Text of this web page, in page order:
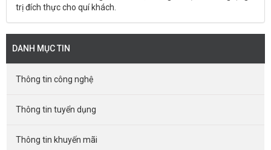
trị đích thực cho quí khách.
DANH MỤC TIN
Thông tin công nghệ
Thông tin tuyển dụng
Thông tin khuyến mãi